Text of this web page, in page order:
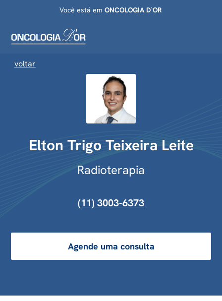
Você está em ONCOLOGIA D`OR
voltar
Elton Trigo Teixeira Leite
Radioterapia
(11) 3003-6373
Agende uma consulta